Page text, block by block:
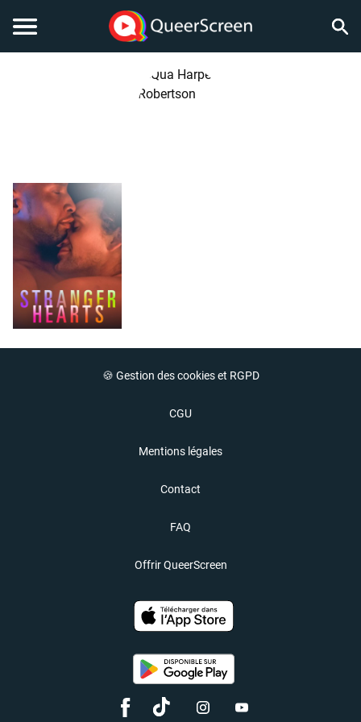
🍪 Gestion des cookies et RGPD
CGU
Mentions légales
Contact
FAQ
Offrir QueerScreen